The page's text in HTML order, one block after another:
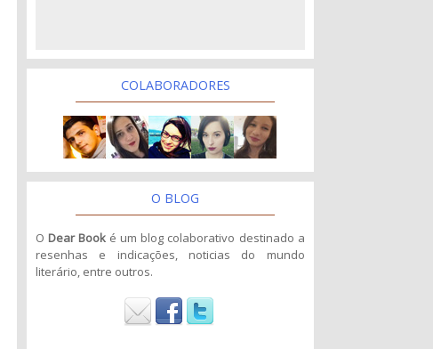
COLABORADORES
O BLOG
O Dear Book é um blog colaborativo destinado a
resenhas e indicações, noticias do mundo
literário, entre outros.